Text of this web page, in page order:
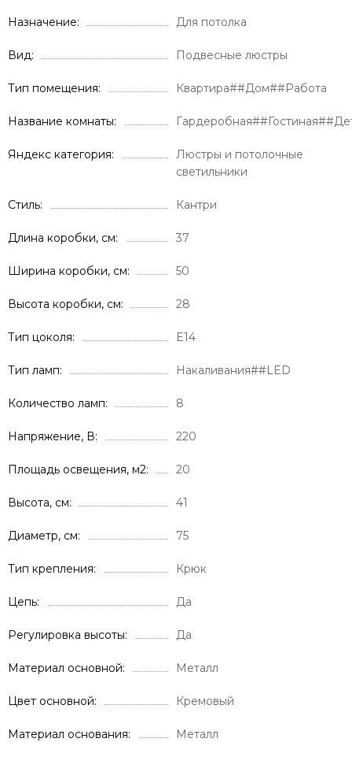
Назначение Для потолка
Вид Подвесные люстры
Тип помещения Квартира##Дом##Работа
Название комнаты
Яндекс категория
Люстры и потолочные
светильники
Стиль Кантри
Длина коробки, см 37
Ширина коробки, см 50
Высота коробки, см 28
Тип цоколя E14
Тип ламп Накаливания##LED
Количество ламп 8
Напряжение, В 220
Площадь освещения, м2 20
Высота, см 41
Диаметр, см 75
Тип крепления Крюк
Цепь Да
Регулировка высоты Да
Материал основной Металл
Цвет основной Кремовый
Материал основания Металл